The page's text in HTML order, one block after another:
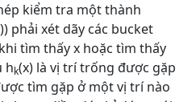
kiểm tra một thành
phải xét dãy các bucket
tìm thấy x hoặc tìm thấy
hk(x) là vị trí trống được gặp
tìm gặp ở một vị trí nào